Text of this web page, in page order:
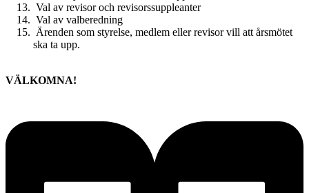
Val av revisor och revisorssuppleanter
Val av valberedning
Ärenden som styrelse, medlem eller revisor vill att årsmötet
ska ta upp.
VÄLKOMNA!